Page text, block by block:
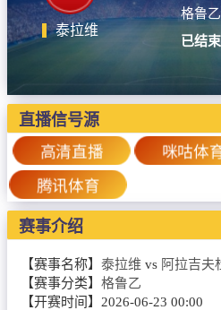
法甲
西甲
欧冠杯
中超
篮球直播
NBA
CBA
录像
泰拉维
格鲁乙
已结束
直播信号源
高清直播 咪咕体
腾讯体育
赛事介绍
【赛事名称】 泰拉维 vs 阿拉吉夫
【赛事分类】 格鲁乙
【开赛时间】 2026-06-23 00:00